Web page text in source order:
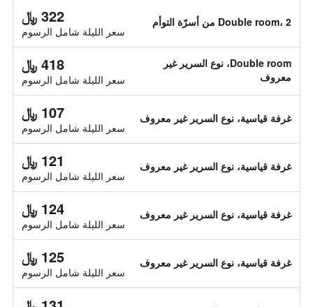
Double room، 2 من أسرّة التوأم 322 ﷼
سعر الليلة شامل الرسوم
Double room، نوع السرير غير
معروف
418 ﷼
سعر الليلة شامل الرسوم
غرفة قياسية، نوع السرير غير معروف 107 ﷼
سعر الليلة شامل الرسوم
غرفة قياسية، نوع السرير غير معروف 121 ﷼
سعر الليلة شامل الرسوم
غرفة قياسية، نوع السرير غير معروف 124 ﷼
سعر الليلة شامل الرسوم
غرفة قياسية، نوع السرير غير معروف 125 ﷼
سعر الليلة شامل الرسوم